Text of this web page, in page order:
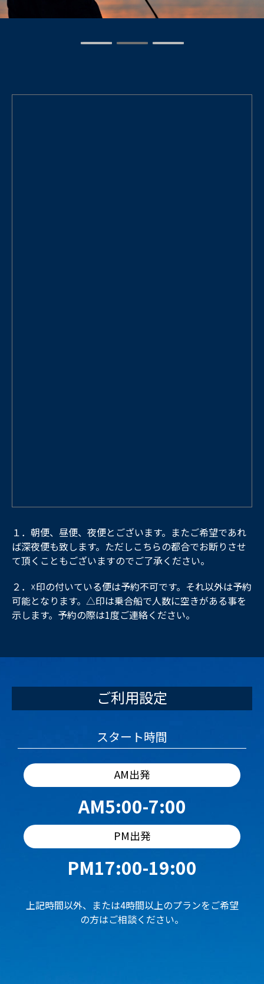
１．朝便、昼便、夜便とございます。またご希望であれ
ば深夜便も致します。ただしこちらの都合でお断りさせ
て頂くこともございますのでご了承ください。
２．☓印の付いている便は予約不可です。それ以外は予約
可能となります。△印は乗合船で人数に空きがある事を
示します。予約の際は1度ご連絡ください。
ご利用設定
スタート時間
AM出発
AM5:00-7:00
PM出発
PM17:00-19:00
上記時間以外、または4時間以上のプランをご希望
の方はご相談ください。